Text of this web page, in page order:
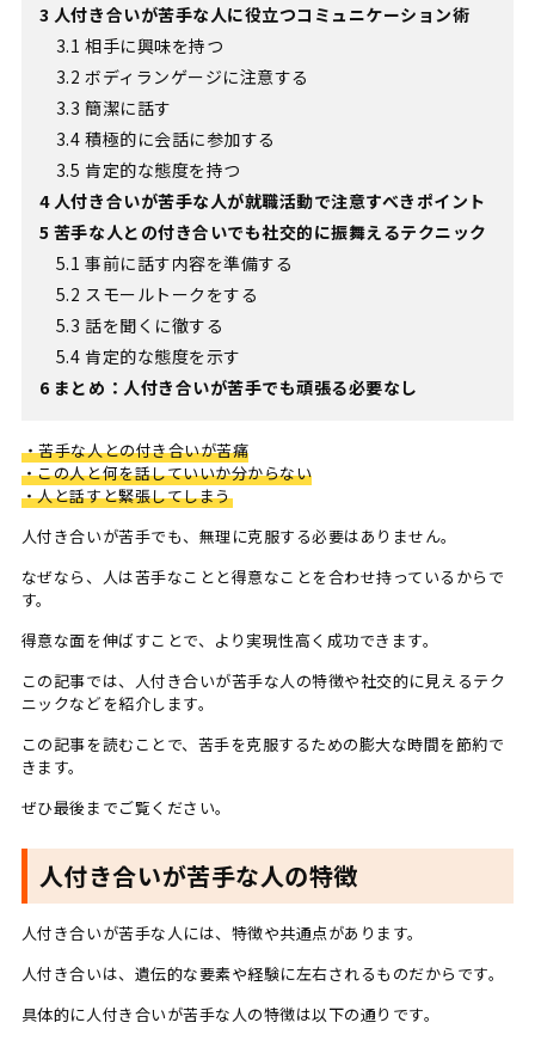
3 人付き合いが苦手な人に役立つコミュニケーション術
3.1 相手に興味を持つ
3.2 ボディランゲージに注意する
3.3 簡潔に話す
3.4 積極的に会話に参加する
3.5 肯定的な態度を持つ
4人付き合いが苦手な人が就職活動で注意すべきポイント
5 苦手な人との付き合いでも社交的に振舞えるテクニック
5.1 事前に話す内容を準備する
5.2 スモールトークをする
5.3 話を聞くに徹する
5.4 肯定的な態度を示す
6 まとめ：人付き合いが苦手でも頑張る必要なし
・苦手な人との付き合いが苦痛
・この人と何を話していいか分からない
・人と話すと緊張してしまう
人付き合いが苦手でも、無理に克服する必要はありません。
なぜなら、人は苦手なことと得意なことを合わせ持っているからで
す。
得意な面を伸ばすことで、より実現性高く成功できます。
この記事では、人付き合いが苦手な人の特徴や社交的に見えるテク
ニックなどを紹介します。
この記事を読むことで、苦手を克服するための膨大な時間を節約で
きます。
ぜひ最後までご覧ください。
人付き合いが苦手な人の特徴
人付き合いが苦手な人には、特徴や共通点があります。
人付き合いは、遺伝的な要素や経験に左右されるものだからです。
具体的に人付き合いが苦手な人の特徴は以下の通りです。